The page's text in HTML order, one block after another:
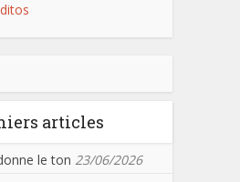
articles
le ton 23/06/2026